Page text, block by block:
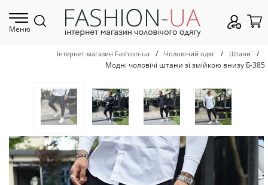
Меню
Інтернет-магазин Fashion-ua / Чоловічий одяг / Штани
/
Модні чоловічі штани зі змійкою внизу Б-385